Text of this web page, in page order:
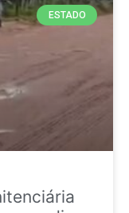
ESTADO